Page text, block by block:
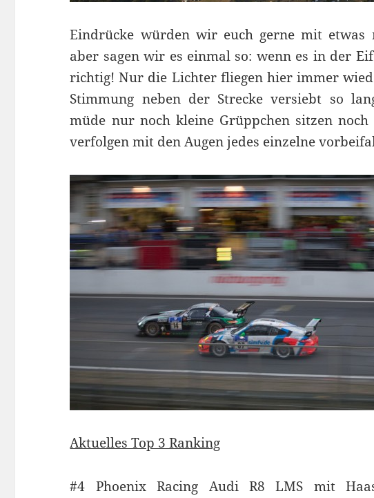
Eindrücke würden wir euch gerne mit etwas
aber sagen wir es einmal so: wenn es in der
richtig! Nur die Lichter fliegen hier immer
Stimmung neben der Strecke versiebt so
müde nur noch kleine Grüppchen sitzen
verfolgen mit den Augen jedes einzelne
Aktuelles Top 3 Ranking
#4 Phoenix Racing Audi R8 LMS mit